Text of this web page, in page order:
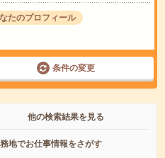
たのプロフィール
条件の変更
他の検索結果を見る
地でお仕事情報をさがす